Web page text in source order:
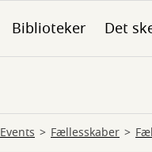
Biblioteker Det
Events Fællesskaber